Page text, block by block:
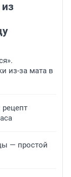
из-за мата в
— простой